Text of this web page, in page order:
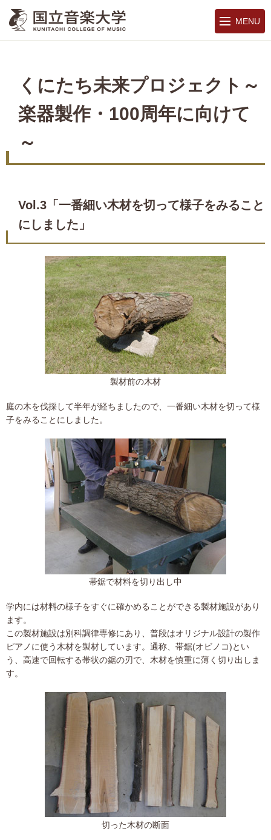
MENU
くにたち未来プロジェクト～
楽器製作・100周年に向けて
～
Vol.3「一番細い木材を切って様子をみること
にしました」
製材前の木材
庭の木を伐採して半年が経ちましたので、一番細い木材を切って様
子をみることにしました。
帯鋸で材料を切り出し中
学内には材料の様子をすぐに確かめることができる製材施設があり
ます。
この製材施設は別科調律専修にあり、普段はオリジナル設計の製作
ピアノに使う木材を製材しています。通称、帯鋸(オビノコ)とい
う、高速で回転する帯状の鋸の刃で、木材を慎重に薄く切り出しま
す。
切った木材の断面